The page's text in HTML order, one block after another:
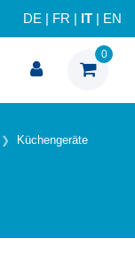
DE FR IT EN
0
Küchengeräte